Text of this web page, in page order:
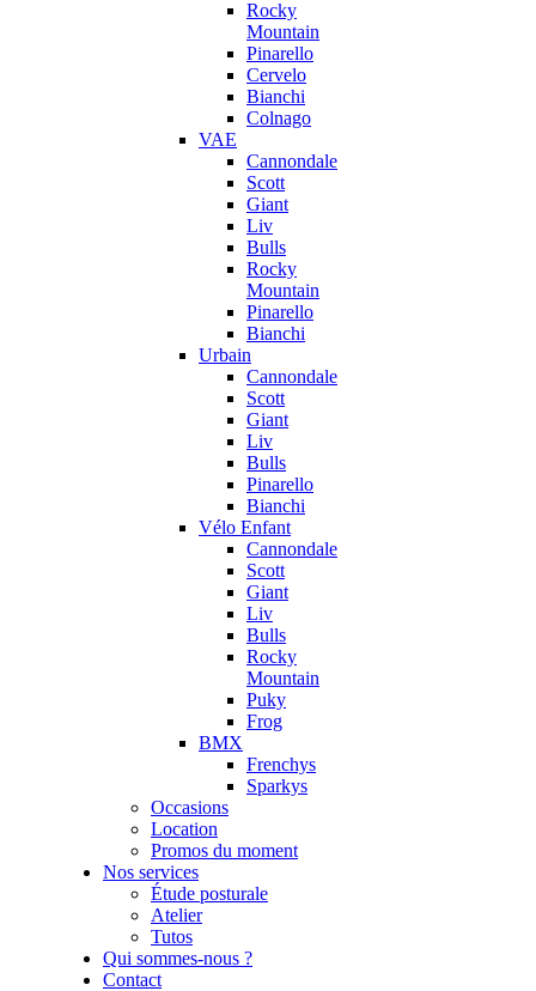
Rocky
Mountain
Pinarello
Cervelo
Bianchi
Colnago
VAE
Cannondale
Scott
Giant
Liv
Bulls
Rocky
Mountain
Pinarello
Bianchi
Urbain
Cannondale
Scott
Giant
Liv
Bulls
Pinarello
Bianchi
Vélo Enfant
Cannondale
Scott
Giant
Liv
Bulls
Rocky
Mountain
Puky
Frog
BMX
Frenchys
Sparkys
Occasions
Location
Promos du moment
Nos services
Étude posturale
Atelier
Tutos
Qui sommes-nous ?
Contact